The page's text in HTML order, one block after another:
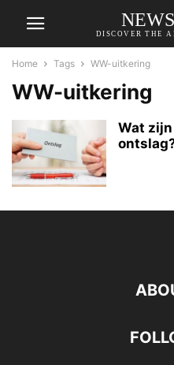
DISCOVER THE
Home Tags WW-uitkering
WW-uitkering
Wat